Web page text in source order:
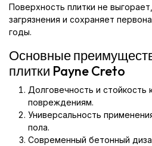
Поверхность плитки не
загрязнения и сохраняет
годы.
Основные
плитки Payne Creto
Долговечность и стойкость
повреждениям.
Универсальность
пола.
Современный бетонный